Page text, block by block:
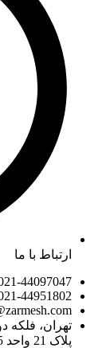
ارتباط با ما
44097047
44951802
تهران، فلکه
پلاک 21 واحد 5 و 6